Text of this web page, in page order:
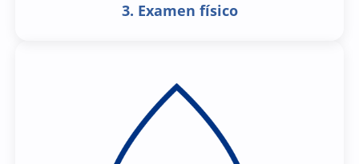
3. Examen físico